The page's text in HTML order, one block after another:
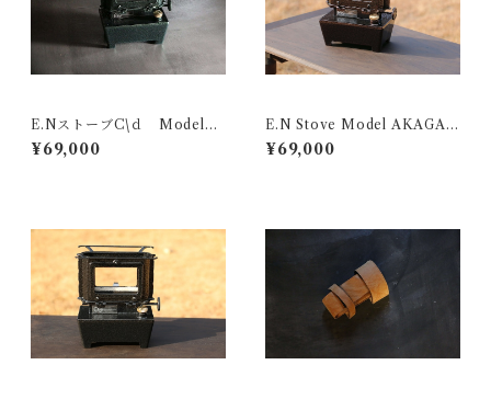
E.NストーブC\ｄ Modelク
ロコダイル
¥69,000
E.N Stove Model AKAGAN
E
¥69,000